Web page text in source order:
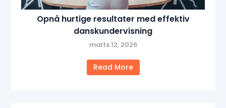
Opnå hurtige resultater med effektiv
danskundervisning
marts 12, 2026
Read More